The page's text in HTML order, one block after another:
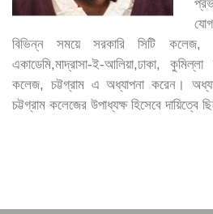
বিভিন্ন সময়ে সরকারি সিটি কলেজ,
একাডেমি,মাদ্রাসা-ই-আলিয়া,ঢাকা,
কলেজ, চট্টগ্রাম এ অধ্যাপনা করেন।
চট্টগ্রাম কলেজের উপাধ্যক্ষ হিসেবে দায়িত্বে